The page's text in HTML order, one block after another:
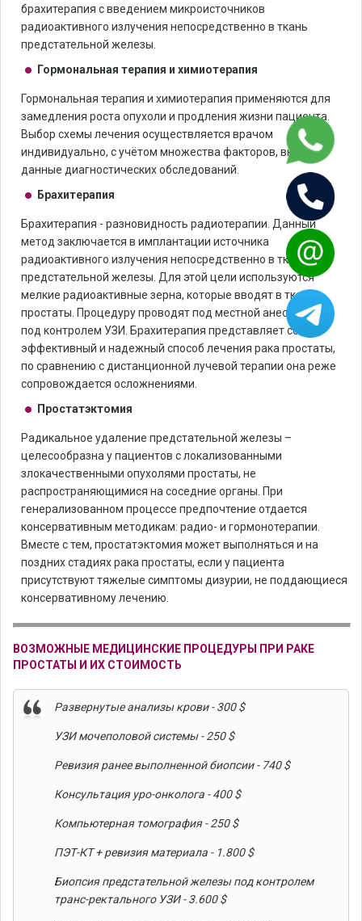
брахитерапия с введением микроисточников
радиоактивного излучения непосредственно в ткань
предстательной железы.
Гормональная терапия и химиотерапия
Гормональная терапия и химиотерапия применяются для
замедления роста опухоли и продления жизни пациента.
Выбор схемы лечения осуществляется врачом
индивидуально, с учётом множества факторов, включая
данные диагностических обследований.
Брахитерапия
Брахитерапия - разновидность радиотерапии. Данный
метод заключается в имплантации источника
радиоактивного излучения непосредственно в ткани
предстательной железы. Для этой цели используются
мелкие радиоактивные зерна, которые вводят в ткани
простаты. Процедуру проводят под местной анестезией и
под контролем УЗИ. Брахитерапия представляет собой
эффективный и надежный способ лечения рака простаты,
по сравнению с дистанционной лучевой терапии она реже
сопровождается осложнениями.
Простатэктомия
Радикальное удаление предстательной железы –
целесообразна у пациентов с локализованными
злокачественными опухолями простаты, не
распространяющимися на соседние органы. При
генерализованном процессе предпочтение отдается
консервативным методикам: радио- и гормонотерапии.
Вместе с тем, простатэктомия может выполняться и на
поздних стадиях рака простаты, если у пациента
присутствуют тяжелые симптомы дизурии, не поддающиеся
консервативному лечению.
ВОЗМОЖНЫЕ МЕДИЦИНСКИЕ ПРОЦЕДУРЫ ПРИ РАКЕ
ПРОСТАТЫ И ИХ СТОИМОСТЬ
Развернутые анализы крови - 300 $
УЗИ мочеполовой системы - 250 $
Ревизия ранее выполненной биопсии - 740 $
Консультация уро-онколога - 400 $
Компьютерная томография - 250 $
ПЭТ-КТ + ревизия материала - 1.800 $
Биопсия предстательной железы под контролем
транс-ректального УЗИ - 3.600 $